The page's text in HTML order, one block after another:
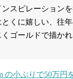
スピレーション
とくに嬉しい、往
くゴールドで描か
の小ぶりで50万